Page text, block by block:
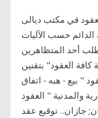
في مكتب ديالى
الدائم حسب الآليات
أحد المتظاهرين
" صياغة كافة العقود" بتقنين
" بيع - هبه - اتفاق
والمدنية " العقود
جازان.. توقيع عقد